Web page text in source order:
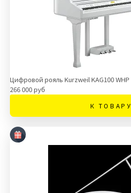
Цифровой рояль Kurzweil KAG100 WHP
266 000 руб
К ТОВАРУ